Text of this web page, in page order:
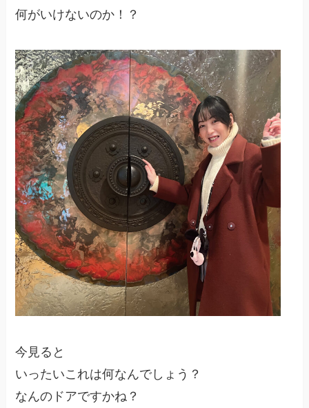
何がいけないのか！？
今見ると
いったいこれは何なんでしょう？
なんのドアですかね？